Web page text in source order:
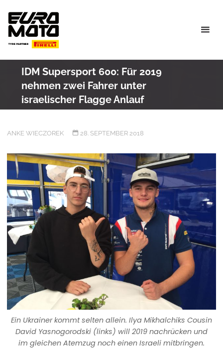
content
IDM Supersport 600: Für 2019
nehmen zwei Fahrer unter
israelischer Flagge Anlauf
ANKE WIECZOREK 28. SEPTEMBER 2018
Ein Ukrainer kommt selten allein. Ilya Mikhalchiks Cousin
David Yasnogorodski (links) will 2019 nachrücken und
im gleichen Atemzug noch einen Israeli mitbringen.